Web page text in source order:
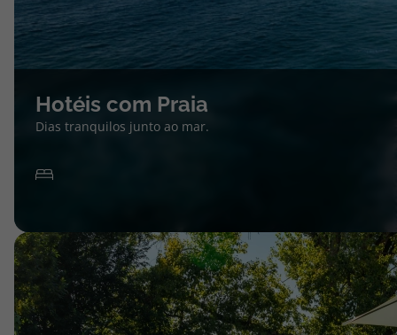
Hotéis com Praia
Dias tranquilos junto ao mar.